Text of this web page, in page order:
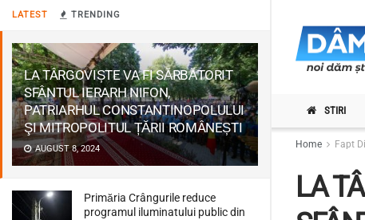
LATEST TRENDING
LA TÂRGOVIȘTE VA FI SĂRBĂTORIT
SFÂNTUL IERARH NIFON,
PATRIARHUL CONSTANTINOPOLULUI
ŞI MITROPOLITUL ȚĂRII ROMÂNEȘTI
AUGUST 8, 2024
Primăria Crângurile reduce
programul iluminatului public din
STIRI
Home Fapt
LA